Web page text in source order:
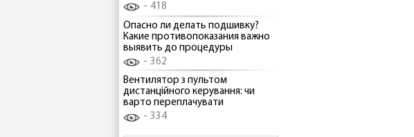
418
Опасно ли делать подшивку?
Какие противопоказания важно
выявить до процедуры
362
Вентилятор з пультом
дистанційного керування: чи
варто переплачувати
334